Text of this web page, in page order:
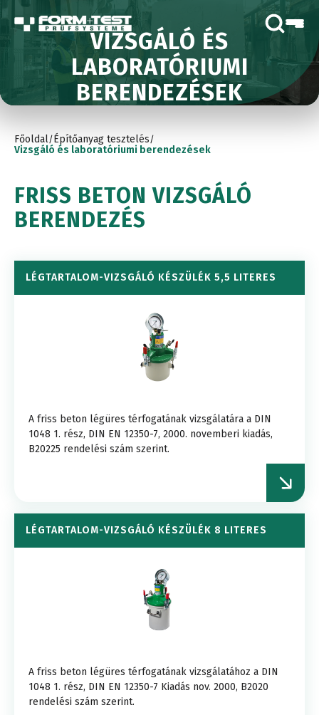
VIZSGÁLÓ ÉS
LABORATÓRIUMI
BERENDEZÉSEK
Főoldal/Építőanyag tesztelés /
Vizsgáló és laboratóriumi berendezések
FRISS BETON VIZSGÁLÓ
BERENDEZÉS
LÉGTARTALOM-VIZSGÁLÓ KÉSZÜLÉK 5,5 LITERES
A friss beton légüres térfogatának vizsgálatára a DIN
1048 1. rész, DIN EN 12350-7, 2000. novemberi kiadás,
B20225 rendelési szám szerint.
LÉGTARTALOM-VIZSGÁLÓ KÉSZÜLÉK 8 LITERES
A friss beton légüres térfogatának vizsgálatához a DIN
1048 1. rész, DIN EN 12350-7 Kiadás nov. 2000, B2020
rendelési szám szerint.